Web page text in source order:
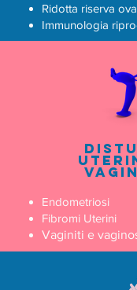
Ridotta riserva
Immunologia
Endometriosi
Fibromi Uterini
Vaginiti e